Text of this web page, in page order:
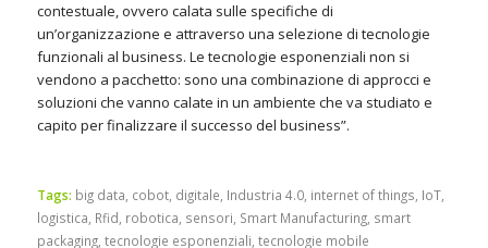
contestuale, ovvero calata sulle specifiche di
un’organizzazione e attraverso una selezione di tecnologie
funzionali al business. Le tecnologie esponenziali non si
vendono a pacchetto: sono una combinazione di approcci e
soluzioni che vanno calate in un ambiente che va studiato e
capito per finalizzare il successo del business”.
Tags: big data, cobot, digitale, Industria 4.0, internet of things, IoT,
logistica, Rfid, robotica, sensori, Smart Manufacturing, smart
packaging, tecnologie esponenziali, tecnologie mobile